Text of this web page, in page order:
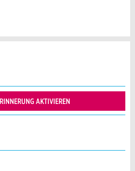
sehr geschätzt!
gültig
Anzeige an Freunde
*:
*:
*:
AKTIVIEREN